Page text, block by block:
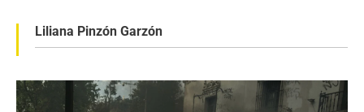
Liliana Pinzón Garzón